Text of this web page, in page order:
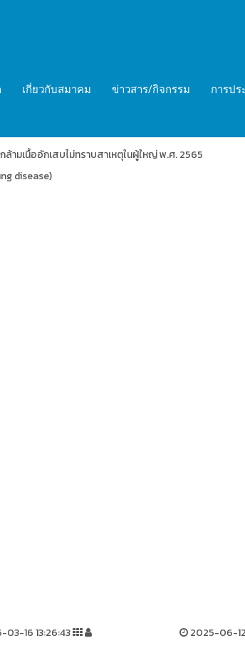
เกี่ยวกับสมาคม ข่าวสาร/กิจกรรม การป
ามเนื้ออักเสบไม่ทราบสาเหตุในผู้ใหญ่ พ.ศ. 2565
disease)
03-16 13:26:43 2025-06-12